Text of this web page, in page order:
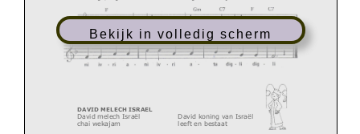
Bekijk in volledig scherm
DAVID MELECH ISRAEL
David melech Israël
David koning van Israël
chai wekajam leeft en bestaat